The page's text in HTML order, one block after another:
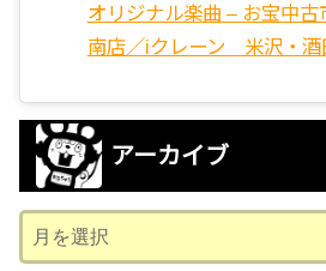
オリジナル楽曲 – お宝中
南店／iクレーン 米沢・酒
アーカイブ
ー